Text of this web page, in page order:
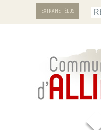
EXTRANET ÉLUS